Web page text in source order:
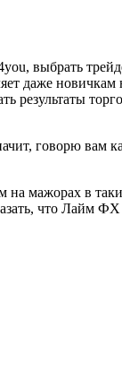
выбрать
даже
результаты
говорю
мажорах в
что Лайм